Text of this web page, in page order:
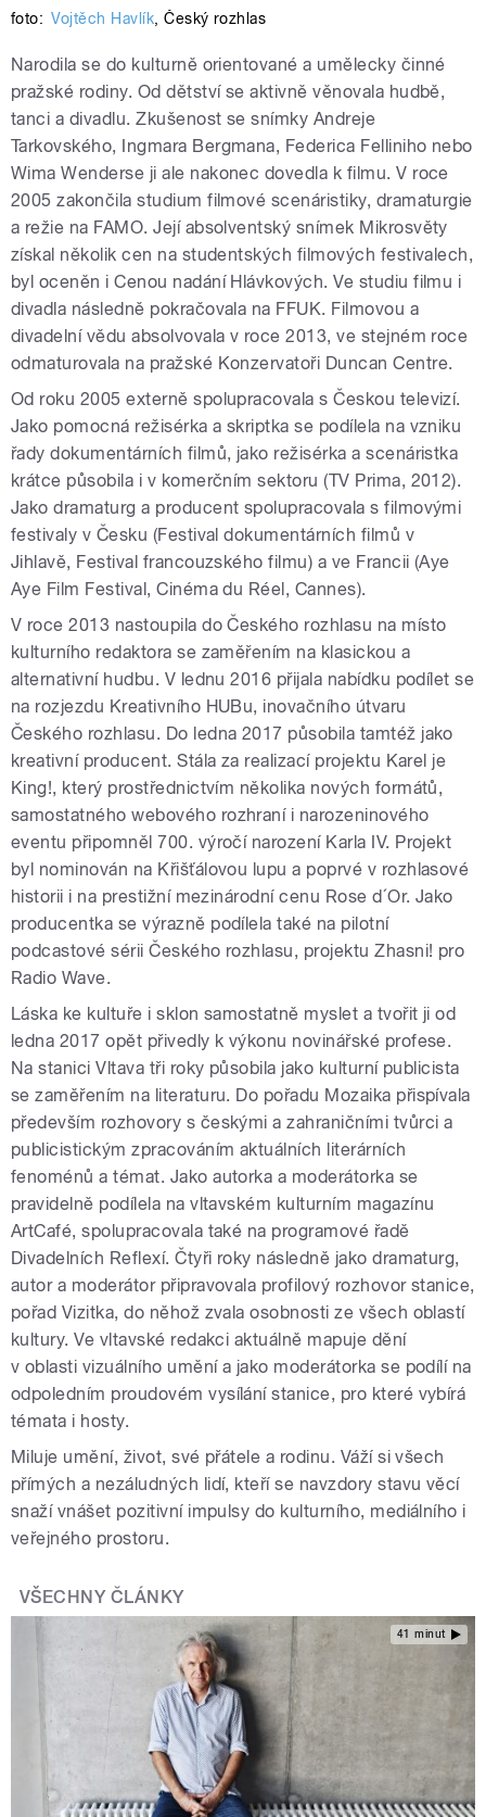
foto: Vojtěch Havlík,Český rozhlas
Narodila se do kulturně orientované a umělecky činné
pražské rodiny. Od dětství se aktivně věnovala hudbě,
tanci a divadlu. Zkušenost se snímky Andreje
Tarkovského, Ingmara Bergmana, Federica Felliniho nebo
Wima Wenderse ji ale nakonec dovedla k filmu. V roce
2005 zakončila studium filmové scenáristiky, dramaturgie
a režie na FAMO. Její absolventský snímek Mikrosvěty
získal několik cen na studentských filmových festivalech,
byl oceněn i Cenou nadání Hlávkových. Ve studiu filmu i
divadla následně pokračovala na FFUK. Filmovou a
divadelní vědu absolvovala v roce 2013, ve stejném roce
odmaturovala na pražské Konzervatoři Duncan Centre.
Od roku 2005 externě spolupracovala s Českou televizí.
Jako pomocná režisérka a skriptka se podílela na vzniku
řady dokumentárních filmů, jako režisérka a scenáristka
krátce působila i v komerčním sektoru (TV Prima, 2012).
Jako dramaturg a producent spolupracovala s filmovými
festivaly v Česku (Festival dokumentárních filmů v
Jihlavě, Festival francouzského filmu) a ve Francii (Aye
Aye Film Festival, Cinéma du Réel, Cannes).
V roce 2013 nastoupila do Českého rozhlasu na místo
kulturního redaktora se zaměřením na klasickou a
alternativní hudbu. V lednu 2016 přijala nabídku podílet se
na rozjezdu Kreativního HUBu, inovačního útvaru
Českého rozhlasu. Do ledna 2017 působila tamtéž jako
kreativní producent. Stála za realizací projektu Karel je
King!, který prostřednictvím několika nových formátů,
samostatného webového rozhraní i narozeninového
eventu připomněl 700. výročí narození Karla IV. Projekt
byl nominován na Křišťálovou lupu a poprvé v rozhlasové
historii i na prestižní mezinárodní cenu Rose d´Or. Jako
producentka se výrazně podílela také na pilotní
podcastové sérii Českého rozhlasu, projektu Zhasni! pro
Radio Wave.
Láska ke kultuře i sklon samostatně myslet a tvořit ji od
ledna 2017 opět přivedly k výkonu novinářské profese.
Na stanici Vltava tři roky působila jako kulturní publicista
se zaměřením na literaturu. Do pořadu Mozaika přispívala
především rozhovory s českými a zahraničními tvůrci a
publicistickým zpracováním aktuálních literárních
fenoménů a témat. Jako autorka a moderátorka se
pravidelně podílela na vltavském kulturním magazínu
ArtCafé, spolupracovala také na programové řadě
Divadelních Reflexí.Čtyři roky následně jako dramaturg,
autor a moderátor připravovala profilový rozhovor stanice,
pořad Vizitka, do něhož zvala osobnosti ze všech oblastí
kultury. Ve vltavské redakci aktuálně mapuje dění
v oblasti vizuálního umění a jako moderátorka se podílí na
odpoledním proudovém vysílání stanice, pro které vybírá
témata i hosty.
Miluje umění, život, své přátele a rodinu. Váží si všech
přímých a nezáludných lidí, kteří se navzdory stavu věcí
snaží vnášet pozitivní impulsy do kulturního, mediálního i
veřejného prostoru.
VŠECHNY ČLÁNKY
41 minut